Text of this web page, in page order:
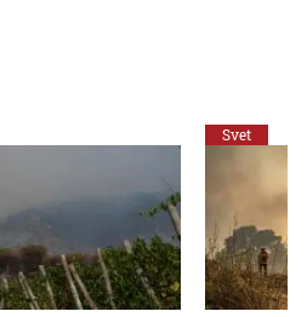
Svet